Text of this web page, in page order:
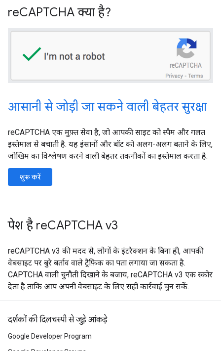
reCAPTCHA क्या है?
आसानी से जोड़ी जा सकने वाली बेहतर सुरक्षा
reCAPTCHA एक मुफ़्त सेवा है, जो आपकी साइट को स्पैम और गलत
इस्तेमाल से बचाती है. यह इंसानों और बॉट को अलग-अलग बताने के लिए,
जोखिम का विश्लेषण करने वाली बेहतर तकनीकों का इस्तेमाल करता है.
शुरू करें
पेश है reCAPTCHA v3
reCAPTCHA v3 की मदद से, लोगों के इंटरैक्शन के बिना ही, आपकी
वेबसाइट पर बुरे बर्ताव वाले ट्रैफ़िक का पता लगाया जा सकता है.
CAPTCHA वाली चुनौती दिखाने के बजाय, reCAPTCHA v3 एक स्कोर
देता है ताकि आप अपनी वेबसाइट के लिए सही कार्रवाई चुन सकें.
दर्शकों की दिलचस्पी से जुड़े आंकड़े
Google Developer Program